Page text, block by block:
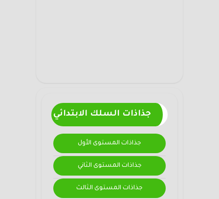
جذاذات السلك الابتدائي
جذاذات المستوى الأول
جذاذات المستوى الثاني
جذاذات المستوى الثالث